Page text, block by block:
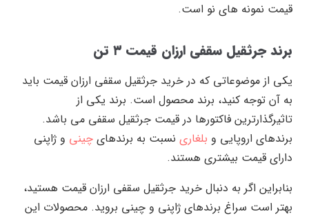
قیمت نمونه های نو است.
برند جرثقیل سقفی ارزان قیمت ۳ تن
یکی از موضوعاتی که در خرید جرثقیل سقفی ارزان قیمت باید
به آن توجه کنید، برند محصول است. برند یکی از
تاثیرگذارترین فاکتورها در قیمت جرثقیل سقفی می باشد.
برندهای اروپایی و بلغاری نسبت به برندهای چینی و ژاپنی
دارای قیمت بیشتری هستند.
بنابراین اگر به دنبال خرید جرثقیل سقفی ارزان قیمت هستید،
بهتر است سراغ برندهای ژاپنی و چینی بروید. محصولات این